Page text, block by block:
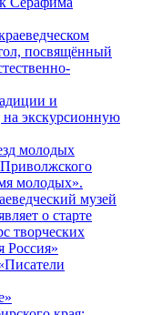
посвящённый
и
на экскурсионную
молодых
молодых».
музей
о старте
творческих
Россия»